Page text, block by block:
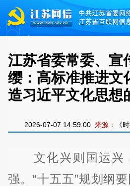
江苏省委常委、宣
缨：高标准推进文
造习近平文化思想
2026-07-07 14:59:00 来源： 《
文化兴则国运兴
强。“十五五”规划纲